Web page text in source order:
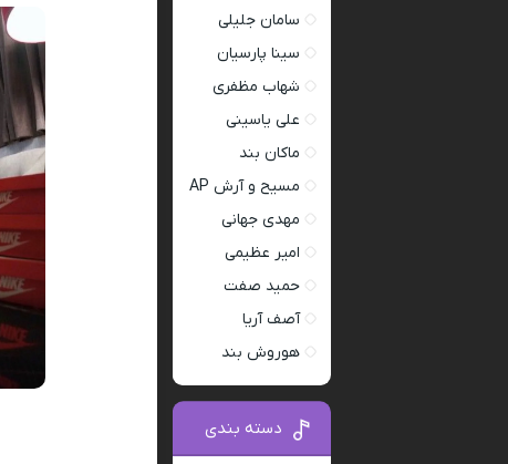
سامان جلیلی
سینا پارسیان
شهاب مظفری
علی یاسینی
ماکان بند
مسیح و آرش AP
مهدی جهانی
امیر عظیمی
حمید صفت
آصف آریا
هوروش بند
دسته بندی